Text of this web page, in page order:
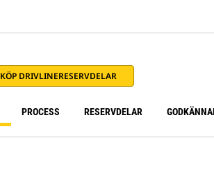
KÖP DRIVLINERESERVDELAR
PROCESS RESERVDELAR